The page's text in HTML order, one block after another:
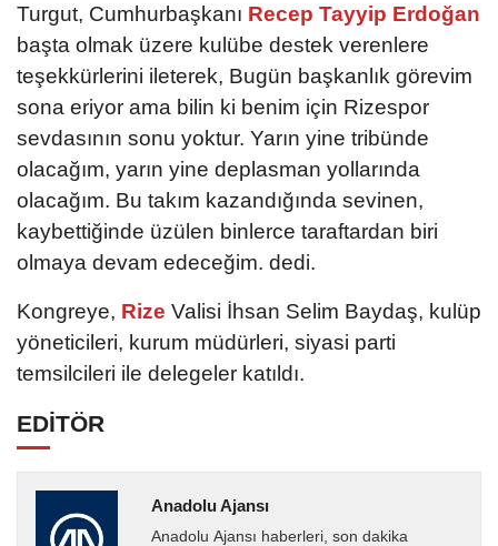
Turgut, Cumhurbaşkanı Recep Tayyip Erdoğan
başta olmak üzere kulübe destek verenlere
teşekkürlerini ileterek, Bugün başkanlık görevim
sona eriyor ama bilin ki benim için Rizespor
sevdasının sonu yoktur. Yarın yine tribünde
olacağım, yarın yine deplasman yollarında
olacağım. Bu takım kazandığında sevinen,
kaybettiğinde üzülen binlerce taraftardan biri
olmaya devam edeceğim. dedi.
Kongreye, Rize Valisi İhsan Selim Baydaş, kulüp
yöneticileri, kurum müdürleri, siyasi parti
temsilcileri ile delegeler katıldı.
EDİTÖR
Anadolu Ajansı
Anadolu Ajansı haberleri, son dakika